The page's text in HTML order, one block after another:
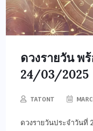
ดวงรายวัน พ
24/03/2025
TATONT
ดวงรายวันประจำวันที่